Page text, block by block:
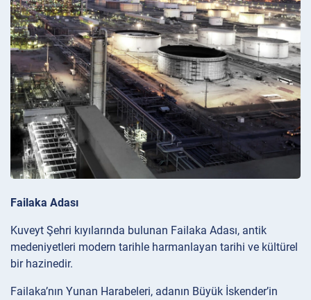
Failaka Adası
Kuveyt Şehri kıyılarında bulunan Failaka Adası, antik
medeniyetleri modern tarihle harmanlayan tarihi ve kültürel
bir hazinedir.
Failaka’nın Yunan Harabeleri, adanın Büyük İskender’in